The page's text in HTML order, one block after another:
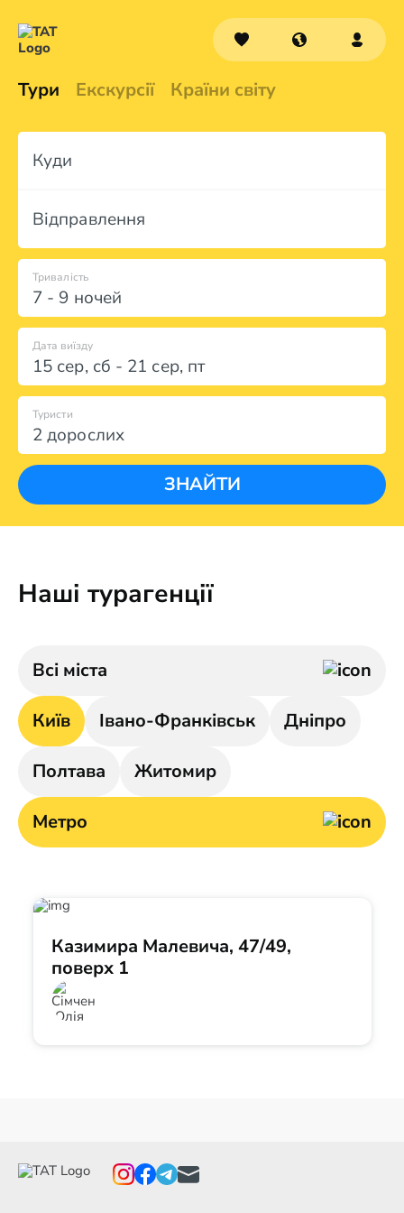
Тури Екскурсії Країни світу
Куди
Відправлення
7 - 9 ночей
Тривалість
Дата виїзду
15 сер, сб - 21 сер, пт
2 дорослих
Туристи
ЗНАЙТИ
Наші турагенції
Всі міста
Київ Івано-Франківськ Дніпро
Полтава Житомир
Метро
Казимира Малевича, 47/49,
поверх 1